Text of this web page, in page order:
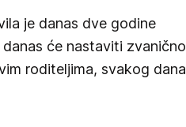
je danas dve godine
će nastaviti zvanično
roditeljima, svakog dana